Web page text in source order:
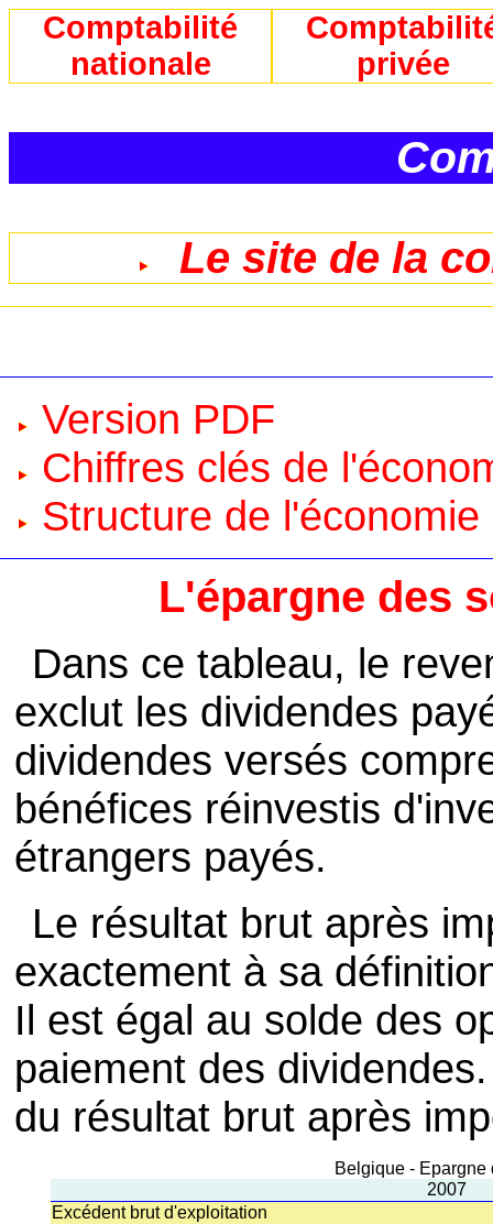
Comptabilité
nationale
privée
Le site de la
Version PDF
Chiffres clés de
Structure de l'économie
L'épargne des
Dans ce tableau, le
exclut les dividendes
dividendes versés
bénéfices réinvestis
étrangers payés.
Le résultat brut après
exactement à sa
Il est égal au solde des
paiement des
du résultat brut après
Belgique - Epargne
2007
Excédent brut d'exploitation